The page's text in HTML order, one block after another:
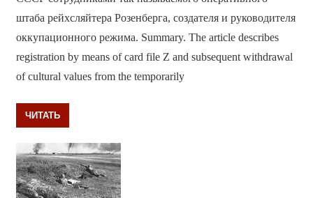
штаба рейхсляйтера Розенберга, создателя и руководителя
оккупационного режима. Summary. The article describes
registration by means of card file Z and subsequent withdrawal
of cultural values from the temporarily
ЧИТАТЬ